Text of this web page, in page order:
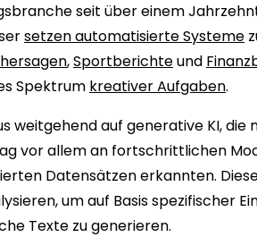
seit über einem
setzen automatisierte Systeme
,Sportberichteund
Spektrum kreativer Aufgaben.
weitgehend auf generative KI, die
vor allem an fortschrittlichen
Datensätzen erkannten.
um auf Basis spezifischer
Texte zu generieren.